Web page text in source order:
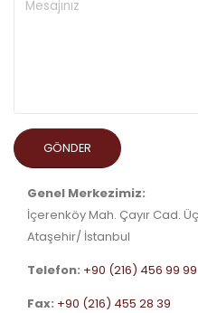
Genel Merkezimiz:
İçerenköy Mah. Çayır Cad.
Ataşehir/ İstanbul
Telefon: +90 (216) 456 99 99
Fax: +90 (216) 455 28 39